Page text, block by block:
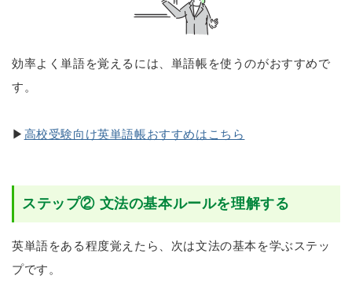
効率よく単語を覚えるには、単語帳を使うのがおすすめで
す。
▶ 高校受験向け英単語帳おすすめはこちら
ステップ② 文法の基本ルールを理解する
英単語をある程度覚えたら、次は文法の基本を学ぶステッ
プです。